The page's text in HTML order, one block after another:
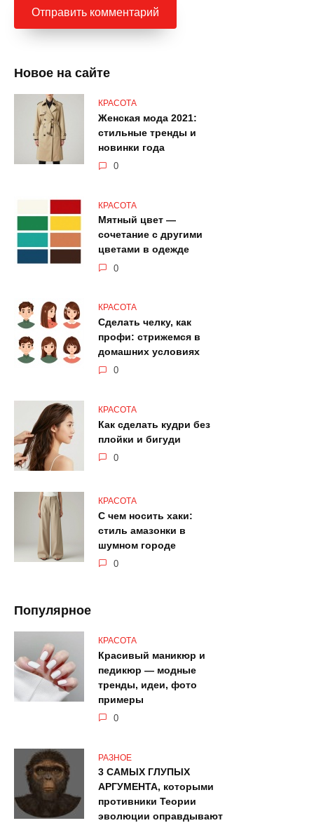
Новое на сайте
КРАСОТА
Женская мода 2021:
стильные тренды и
новинки года
0
КРАСОТА
Мятный цвет —
сочетание с другими
цветами в одежде
0
КРАСОТА
Сделать челку, как
профи: стрижемся в
домашних условиях
0
КРАСОТА
Как сделать кудри без
плойки и бигуди
0
КРАСОТА
С чем носить хаки:
стиль амазонки в
шумном городе
0
Популярное
КРАСОТА
Красивый маникюр и
педикюр — модные
тренды, идеи, фото
примеры
0
РАЗНОЕ
3 САМЫХ ГЛУПЫХ
АРГУМЕНТА, которыми
противники Теории
эволюции оправдывают